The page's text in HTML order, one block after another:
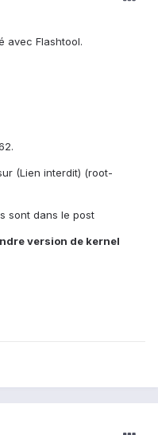
avec Flashtool.
(Lien interdit) (root-
sont dans le post
version de kernel